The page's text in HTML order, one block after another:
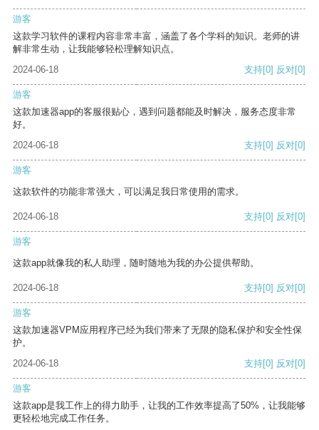
游客
这款学习软件的课程内容非常丰富，涵盖了各个学科的知识。老师的讲
解非常生动，让我能够轻松理解知识点。
2024-06-18
支持[0] 反对[0]
游客
这款加速器app的客服很贴心，遇到问题都能及时解决，服务态度非常
好。
2024-06-18
支持[0] 反对[0]
游客
这款软件的功能非常强大，可以满足我日常使用的需求。
2024-06-18 支持[0] 反对[0]
游客
这款app就像我的私人助理，随时随地为我的办公提供帮助。
2024-06-18 支持[0] 反对[0]
游客
这款加速器VPM应用程序已经为我们带来了无限的隐私保护和安全性保
护。
2024-06-18
支持[0] 反对[0]
游客
这款app是我工作上的得力助手，让我的工作效率提高了50%，让我能够
更轻松地完成工作任务。